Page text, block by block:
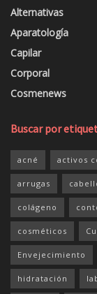
Alternativas
Aparatología
Capilar
Corporal
Cosmenews
Buscar por
acné activos
arrugas
colágeno
cosméticos
Envejecimiento
hidratación